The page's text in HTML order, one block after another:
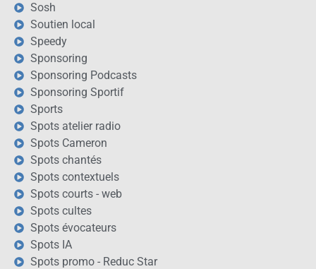
Sosh
Soutien local
Speedy
Sponsoring
Sponsoring Podcasts
Sponsoring Sportif
Sports
Spots atelier radio
Spots Cameron
Spots chantés
Spots contextuels
Spots courts - web
Spots cultes
Spots évocateurs
Spots IA
Spots promo - Reduc Star